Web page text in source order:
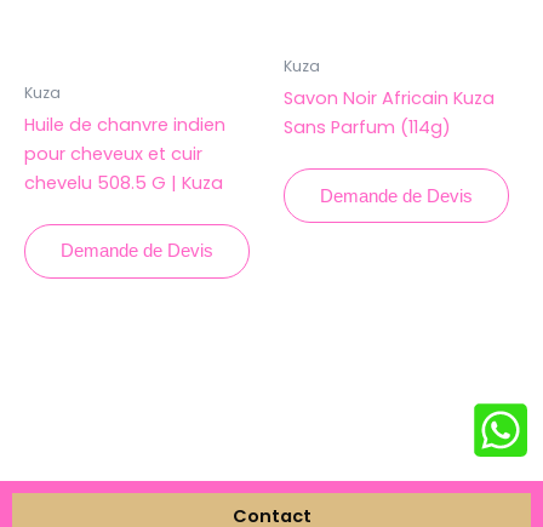
Kuza
Huile de chanvre indien
pour cheveux et cuir
chevelu 508.5 G | Kuza
Demande de Devis
Kuza
Savon Noir Africain Kuza
Sans Parfum (114g)
Demande de Devis
Contact